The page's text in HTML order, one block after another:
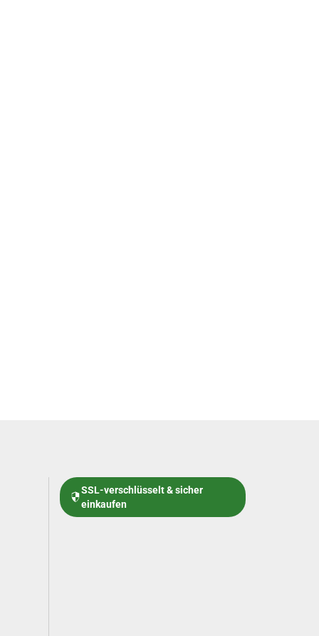
SSL-verschlüsselt & sicher
einkaufen